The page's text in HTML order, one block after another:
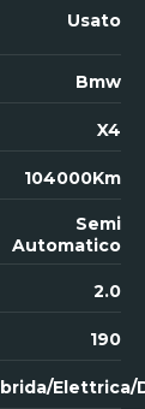
Usato
Bmw
X4
104000Km
Semi
Automatico
2.0
190
Elettrica/